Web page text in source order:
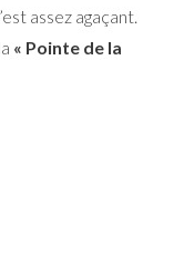
assez agaçant.
« Pointe de la